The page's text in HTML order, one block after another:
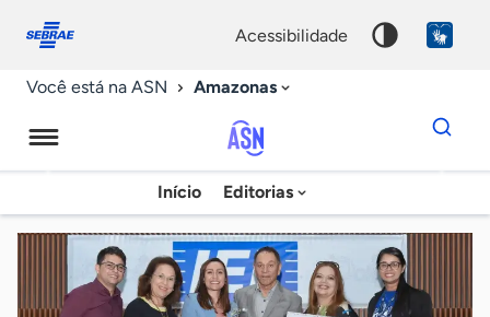
conosco
acessibilidade
Você está na ASN Amazonas
Agência
Sebrae
de
Notícias
Início Editorias
Dados
para
chave